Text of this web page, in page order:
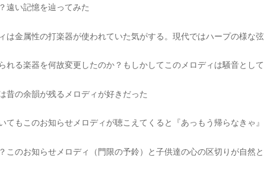
遠い記憶を辿ってみた
は金属性の打楽器が使われていた気がする。現代ではハープの様な
れる楽器を何故変更したのか？もしかしてこのメロディは騒音とし
昔の余韻が残るメロディが好きだった
てもこのお知らせメロディが聴こえてくると『あっもう帰らなきゃ
このお知らせメロディ（門限の予鈴）と子供達の心の区切りが自然